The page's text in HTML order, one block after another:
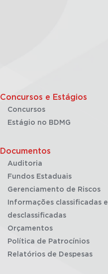
Concursos e Estágios
Concursos
Estágio no BDMG
Documentos
Auditoria
Fundos Estaduais
Gerenciamento de Riscos
Informações classificadas e
desclassificadas
Orçamentos
Política de Patrocínios
Relatórios de Despesas